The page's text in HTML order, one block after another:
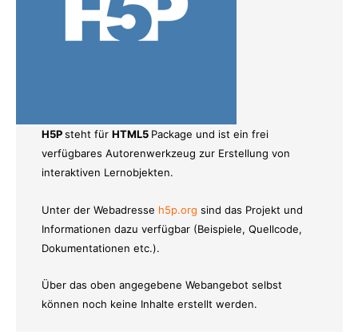
H5Psteht fürHTML5 Package und ist ein frei
verfügbares Autorenwerkzeug zur Erstellung von
interaktiven Lernobjekten.
Unter der Webadresse h5p.org sind das Projekt und
Informationen dazu verfügbar (Beispiele, Quellcode,
Dokumentationen etc.).
Über das oben angegebene Webangebot selbst
können noch keine Inhalte erstellt werden.